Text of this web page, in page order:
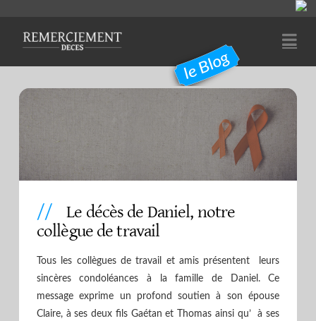
Le décès de Daniel, notre
collègue de travail
Tous les collègues de travail et amis présentent leurs
sincères condoléances à la famille de Daniel. Ce
message exprime un profond soutien à son épouse
Claire, à ses deux fils Gaétan et Thomas ainsi qu’ à ses